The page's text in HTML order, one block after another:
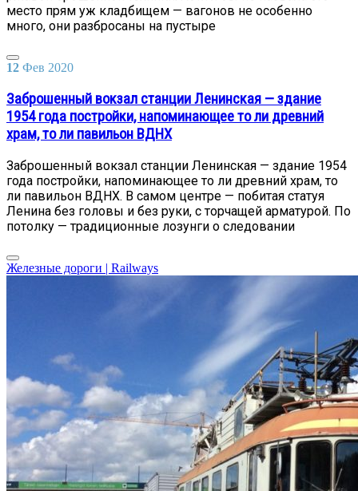
место прям уж кладбищем — вагонов не особенно
много, они разбросаны на пустыре
12 Фев 2020
Заброшенный вокзал станции Ленинская — здание
1954 года постройки, напоминающее то ли древний
храм, то ли павильон ВДНХ
Заброшенный вокзал станции Ленинская — здание 1954
года постройки, напоминающее то ли древний храм, то
ли павильон ВДНХ. В самом центре — побитая статуя
Ленина без головы и без руки, с торчащей арматурой. По
потолку — традиционные лозунги о следовании
Железные дороги | Railways